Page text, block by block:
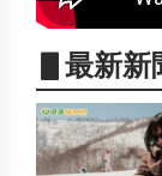
▋最新新